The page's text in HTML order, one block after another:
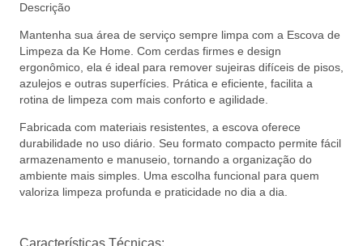
Descrição
Mantenha sua área de serviço sempre limpa com a Escova de
Limpeza da Ke Home. Com cerdas firmes e design
ergonômico, ela é ideal para remover sujeiras difíceis de pisos,
azulejos e outras superfícies. Prática e eficiente, facilita a
rotina de limpeza com mais conforto e agilidade.
Fabricada com materiais resistentes, a escova oferece
durabilidade no uso diário. Seu formato compacto permite fácil
armazenamento e manuseio, tornando a organização do
ambiente mais simples. Uma escolha funcional para quem
valoriza limpeza profunda e praticidade no dia a dia.
Características Técnicas: